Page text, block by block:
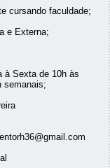
cursando faculdade;
e Externa;
à Sexta de 10h às
semanais;